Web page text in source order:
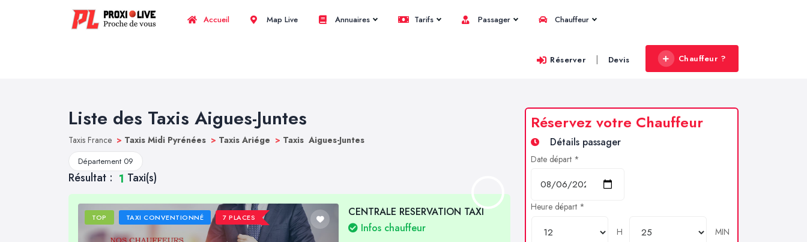
Accueil Map Live Annuaires Tarifs Passager Chauffeur
Réserver | Devis Chauffeur ?
Liste des Taxis Aigues-Juntes
Taxis France > Taxis Midi Pyrénées > Taxis Ariége > Taxis Aigues-Juntes
Département 09
Résultat : 1 Taxi(s)
TOP TAXI CONVENTIONNÉ 7 PLACES
CENTRALE RESERVATION TAXI
Infos chauffeur
Réservez votre Chauffeur
Détails passager
Date départ *
Heure départ *
H
MIN